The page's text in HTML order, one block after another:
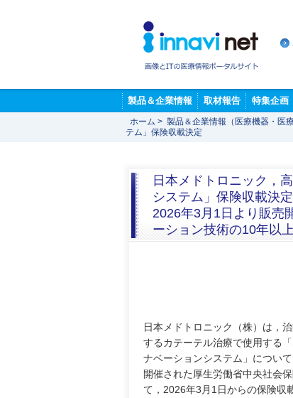
製品＆企業情報 取材報告 特集企画
ホーム > 製品＆企業情報（医療機器・医
テム」保険収載決定
日本メドトロニック，
システム」保険収載決定
2026年3月1日より販
ーション技術の10年以
日本メドトロニック（株）は，
するカテーテル治療で使用する
ナベーションシステム」につい
開催された厚生労働省中央社会
て，2026年3月1日からの保険収